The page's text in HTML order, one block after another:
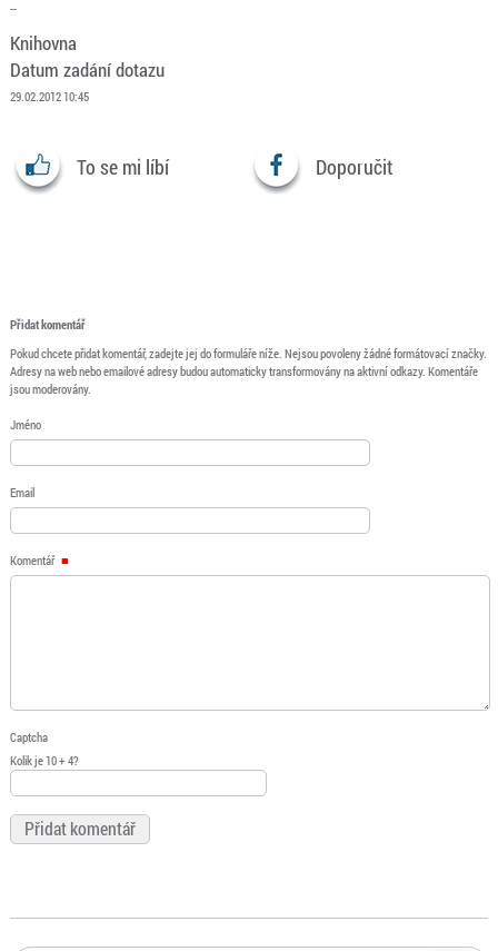
--
Knihovna
Datum zadání dotazu
29.02.2012 10:45
To se mi líbí Doporučit
Přidat komentář
Pokud chcete přidat komentář, zadejte jej do formuláře níže. Nejsou povoleny žádné formátovací značky.
Adresy na web nebo emailové adresy budou automaticky transformovány na aktivní odkazy. Komentáře
jsou moderovány.
Jméno
Email
Komentář
Captcha
Kolik je 10 + 4?